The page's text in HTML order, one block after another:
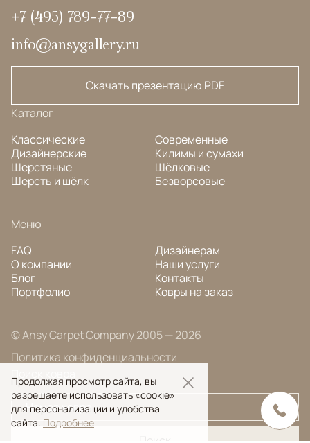
+7 (495) 789-77-89
info@ansygallery.ru
Скачать презентацию PDF
Каталог
Классические
Дизайнерские
Шерстяные
Шерсть и шёлк
Современные
Килимы и сумахи
Шёлковые
Безворсовые
Меню
FAQ
О компании
Блог
Портфолио
Дизайнерам
Наши услуги
Контакты
Ковры на заказ
© Ansy Carpet Company 2005 — 2026
Политика конфиденциальности
Поиск ковра
Продолжая просмотр сайта, вы
разрешаете использовать «cookie»
для персонализации и удобства
сайта. Подробнее